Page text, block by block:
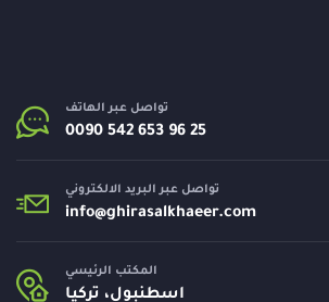
تواصل عبر الهاتف
تواصل عبر البريد الالكتروني
info@ghirasalkhaeer.com
المكتب الرئيسي
اسطنبول، تركيا